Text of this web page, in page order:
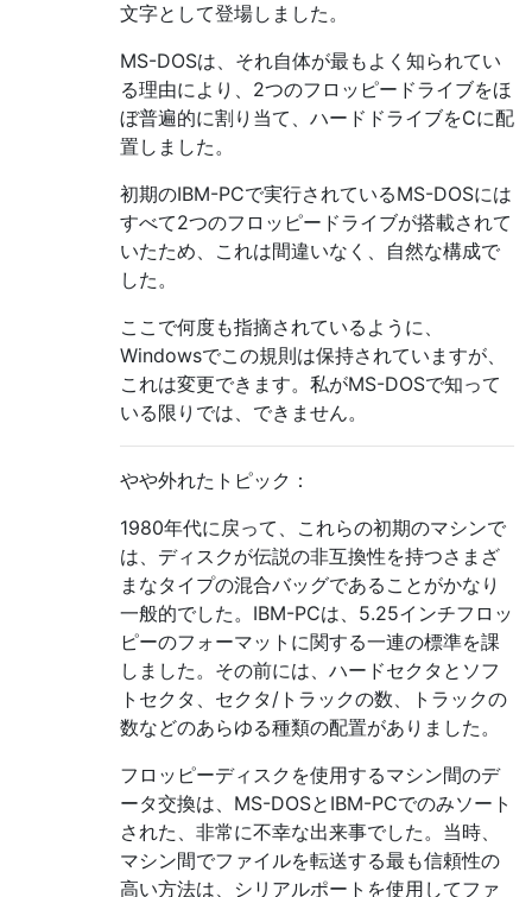
文字として登場しました。
MS-DOSは、それ自体が最もよく知られてい
る理由により、2つのフロッピードライブをほ
ぼ普遍的に割り当て、ハードドライブをCに配
置しました。
初期のIBM-PCで実行されているMS-DOSには
すべて2つのフロッピードライブが搭載されて
いたため、これは間違いなく、自然な構成で
した。
ここで何度も指摘されているように、
Windowsでこの規則は保持されていますが、
これは変更できます。私がMS-DOSで知って
いる限りでは、できません。
やや外れたトピック：
1980年代に戻って、これらの初期のマシンで
は、ディスクが伝説の非互換性を持つさまざ
まなタイプの混合バッグであることがかなり
一般的でした。IBM-PCは、5.25インチフロッ
ピーのフォーマットに関する一連の標準を課
しました。その前には、ハードセクタとソフ
トセクタ、セクタ/トラックの数、トラックの
数などのあらゆる種類の配置がありました。
フロッピーディスクを使用するマシン間のデ
ータ交換は、MS-DOSとIBM-PCでのみソート
された、非常に不幸な出来事でした。当時、
マシン間でファイルを転送する最も信頼性の
高い方法は、シリアルポートを使用してファ